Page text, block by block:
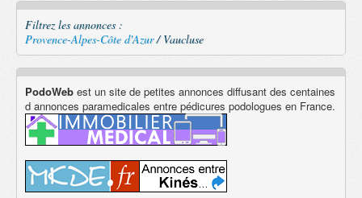
Filtrez les annonces :
Provence-Alpes-Côte d'Azur/ Vaucluse
PodoWeb est un site de petites annonces diffusant des centaines
d annonces paramedicales entre pédicures podologues en France.